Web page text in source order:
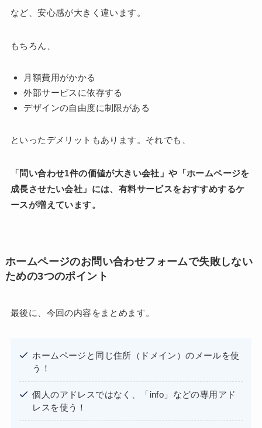
など、安心感が大きく違います。
もちろん、
月額費用がかかる
外部サービスに依存する
デザインの自由度に制限がある
といったデメリットもあります。それでも、
「問い合わせ1件の価値が大きい会社」や「ホームページを
成長させたい会社」には、有料サービスをおすすめするケ
ースが増えています。
ホームページのお問い合わせフォームで失敗しない
ための3つのポイント
最後に、今回の内容をまとめます。
ホームページと同じ住所（ドメイン）のメールを使
う！
個人のアドレスではなく、「info」などの専用アド
レスを使う！